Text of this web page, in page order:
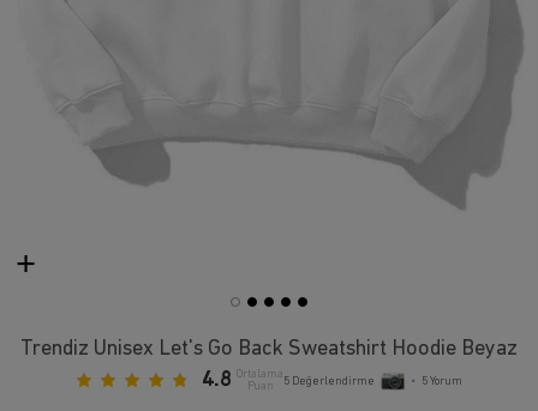
Trendiz Unisex Let's Go Back Sweatshirt Hoodie Beyaz
4.8 Ortalama
Puan
5 Değerlendirme • 5Yorum